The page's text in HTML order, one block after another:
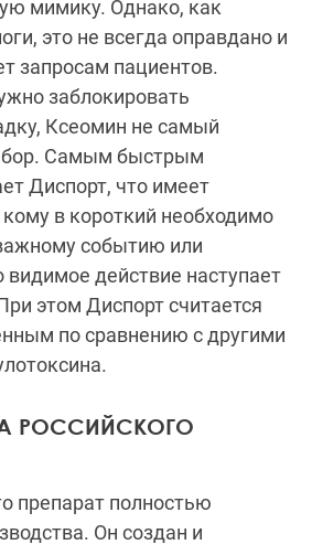
мимику. Однако, как
это не всегда оправдано и
запросам пациентов.
заблокировать
Ксеомин не самый
Самым быстрым
Диспорт, что имеет
кому в короткий необходимо
событию или
действие наступает
этом Диспорт считается
по сравнению с другими
РОССИЙСКОГО
препарат полностью
Он создан и